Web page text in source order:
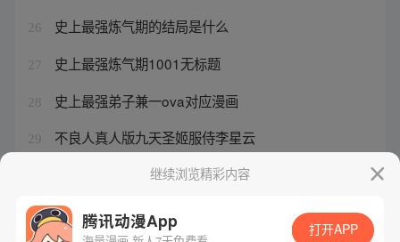
26 史上最强炼气期的结局是什么
27 史上最强炼气期1001无标题
28 史上最强弟子兼一ova对应漫画
29 不良人真人版九天圣姬服侍李星云
不良人第4季7集在线观看视频
继续浏览精彩内容
腾讯动漫App 打开APP